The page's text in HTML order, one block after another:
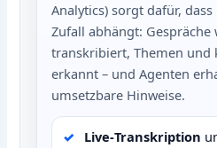
Analytics) sorgt dafür,
Zufall abhängt: Gespräche
transkribiert, Themen und
erkannt – und Agenten
umsetzbare Hinweise.
Live‑Transkription